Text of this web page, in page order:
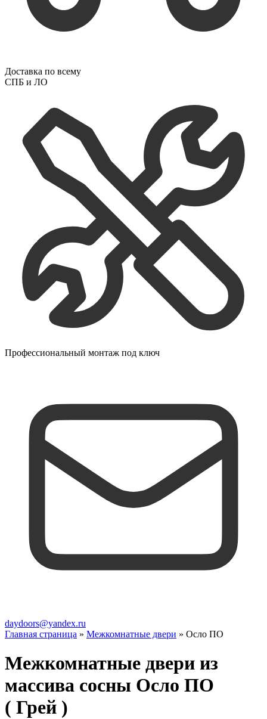
Доставка по всему
СПБ и ЛО
Профессиональный монтаж под ключ
daydoors@yandex.ru
Главная страница » Межкомнатные двери » Осло ПО
Межкомнатные двери из
массива сосны Осло ПО
( Грей )